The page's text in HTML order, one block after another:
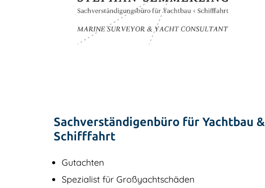
Sachverständigenbüro für Yachtbau &
Schifffahrt
Gutachten
Spezialist für Großyachtschäden